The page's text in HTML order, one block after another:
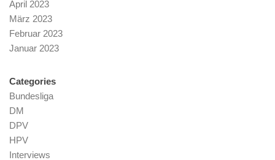
April 2023
März 2023
Februar 2023
Januar 2023
Categories
Bundesliga
DM
DPV
HPV
Interviews